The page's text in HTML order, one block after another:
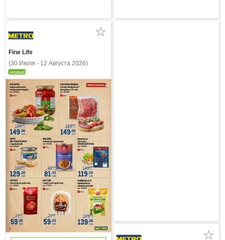
Fine Life
(30 Июля - 12 Августа 2026)
новая